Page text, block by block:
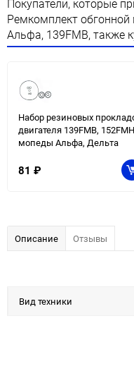
Покупатели, которые
Ремкомплект
Альфа, 139FMB, также
Набор резиновых
двигателя 139FMB,
мопеды Альфа, Дельта
81 ₽
Описание Отзывы
Вид техники